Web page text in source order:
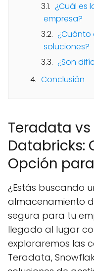
¿Cuál es
empresa?
¿Cuánto
soluciones?
¿Son
Conclusión
Teradata
Databricks:
Opción
¿Estás buscando
almacenamiento
segura para tu
llegado al lugar
exploraremos las
Teradata,